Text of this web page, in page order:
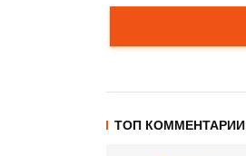
ТОП КОММЕНТАРИИ